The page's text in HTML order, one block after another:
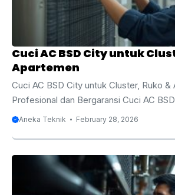
sistem refrigerasi, tekanan freon, serta
Cuci AC BSD City untuk
Apartemen
Cuci AC BSD City untuk Cluster, Ruko &
Profesional dan Bergaransi Cuci AC
ruko & apartemen menjadi layanan yang
City dikenal sebagai salah satu area
Tangerang Selatan dengan banyak
apartemen bertingkat, ruko komersial,
Aneka Teknik February 28, 2026